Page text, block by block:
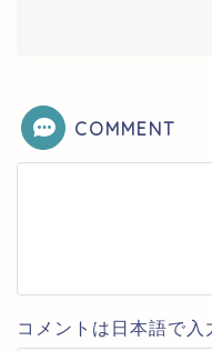
COMMENT
コメントは日本語で